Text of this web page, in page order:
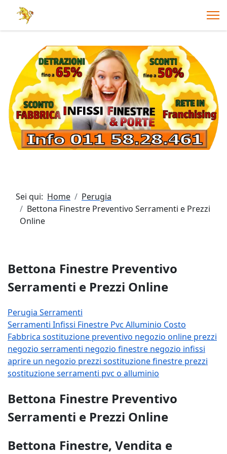
Sei qui: Home
Perugia
Bettona Finestre Preventivo Serramenti e Prezzi
Online
Bettona Finestre Preventivo
Serramenti e Prezzi Online
Perugia Serramenti
Serramenti Infissi Finestre Pvc Alluminio Costo
Fabbrica sostituzione preventivo negozio online prezzi
negozio serramenti negozio finestre negozio infissi
aprire un negozio prezzi sostituzione finestre prezzi
sostituzione serramenti pvc o alluminio
Bettona Finestre Preventivo
Serramenti e Prezzi Online
Bettona Finestre, Vendita e